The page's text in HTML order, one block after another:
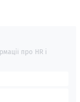
про HR і